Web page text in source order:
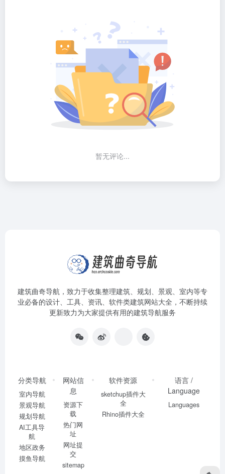
暂无评论...
建筑曲奇导航 ，致力于收集整理建筑、规划、景观、室内等专
业必备的设计、工具、资讯、软件类建筑网站大全，不断持续
更新致力为大家提供有用的建筑导航服务
分类导航
室内导航
景观导航
规划导航
AI工具导
航
地区政务
摸鱼导航
网站信
息
资源下
载
热门网
址
网址提
交
sitemap
软件资源
sketchup插件大
全
Rhino插件大全
语言 /
Language
Languages